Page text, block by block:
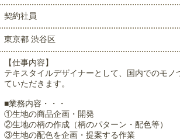
契約社員
東京都 渋谷区
【仕事内容】
テキスタイルデザイナーとして、国内でのモ
ていただきます。
■業務内容・・・
①生地の商品企画・開発
②生地の柄の作成（柄のパターン・配色等）
③生地の配色を企画・提案する作業